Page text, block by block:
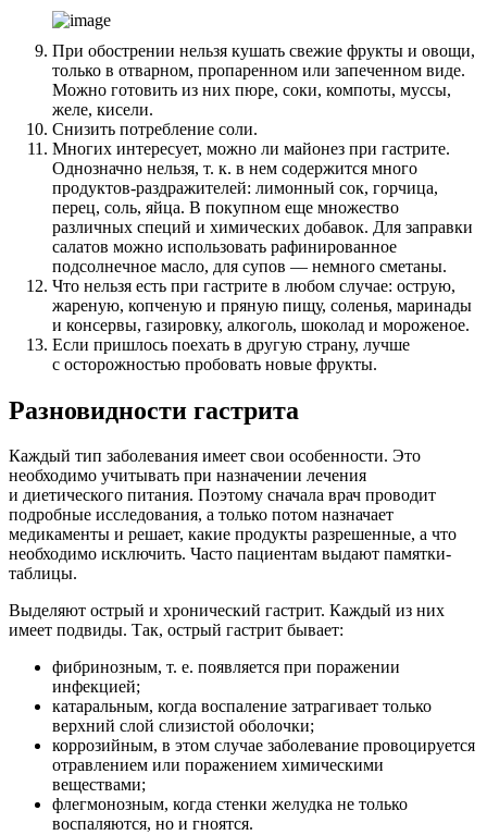
При обострении нельзя кушать свежие фрукты и овощи,
только в отварном, пропаренном или запеченном виде.
Можно готовить из них пюре, соки, компоты, муссы,
желе, кисели.
Снизить потребление соли.
Многих интересует, можно ли майонез при гастрите.
Однозначно нельзя, т. к. в нем содержится много
продуктов-раздражителей: лимонный сок, горчица,
перец, соль, яйца. В покупном еще множество
различных специй и химических добавок. Для заправки
салатов можно использовать рафинированное
подсолнечное масло, для супов — немного сметаны.
Что нельзя есть при гастрите в любом случае: острую,
жареную, копченую и пряную пищу, соленья, маринады
и консервы, газировку, алкоголь, шоколад и мороженое.
Если пришлось поехать в другую страну, лучше
с осторожностью пробовать новые фрукты.
Разновидности гастрита
Каждый тип заболевания имеет свои особенности. Это
необходимо учитывать при назначении лечения
и диетического питания. Поэтому сначала врач проводит
подробные исследования, а только потом назначает
медикаменты и решает, какие продукты разрешенные, а что
необходимо исключить. Часто пациентам выдают памятки-
таблицы.
Выделяют острый и хронический гастрит. Каждый из них
имеет подвиды. Так, острый гастрит бывает:
фибринозным, т. е. появляется при поражении
инфекцией;
катаральным, когда воспаление затрагивает только
верхний слой слизистой оболочки;
коррозийным, в этом случае заболевание провоцируется
отравлением или поражением химическими
веществами;
флегмонозным, когда стенки желудка не только
воспаляются, но и гноятся.